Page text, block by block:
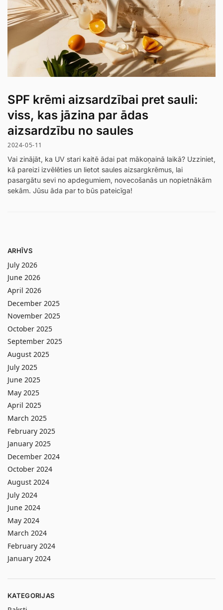
SPF krēmi aizsardzībai pret sauli:
viss, kas jāzina par ādas
aizsardzību no saules
2024-05-11
Vai zinājāt, ka UV stari kaitē ādai pat mākoņainā laikā? Uzziniet,
kā pareizi izvēlēties un lietot saules aizsargkrēmus, lai
pasargātu sevi no apdegumiem, novecošanās un nopietnākām
sekām. Jūsu āda par to būs pateicīga!
ARHĪVS
July 2026
June 2026
April 2026
December 2025
November 2025
October 2025
September 2025
August 2025
July 2025
June 2025
May 2025
April 2025
March 2025
February 2025
January 2025
December 2024
October 2024
August 2024
July 2024
June 2024
May 2024
March 2024
February 2024
January 2024
KATEGORIJAS